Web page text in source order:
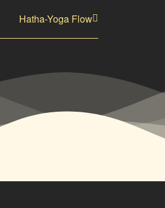
Hatha-Yoga Flow